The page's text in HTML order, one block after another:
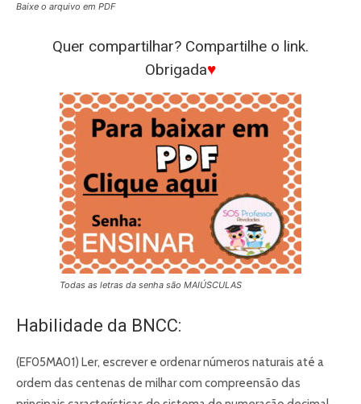
Baixe o arquivo em PDF
Quer compartilhar? Compartilhe o link.
Obrigada♥
Todas as letras da senha são MAIÚSCULAS
Habilidade da BNCC:
(EF05MA01) Ler, escrever e ordenar números naturais até a
ordem das centenas de milhar com compreensão das